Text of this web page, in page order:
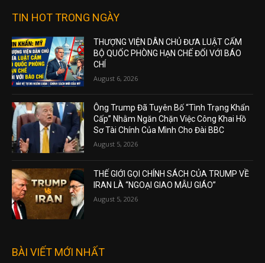
TIN HOT TRONG NGÀY
THƯỢNG VIỆN DÂN CHỦ ĐƯA LUẬT CẤM
BỘ QUỐC PHÒNG HẠN CHẾ ĐỐI VỚI BÁO
CHÍ
August 6, 2026
Ông Trump Đã Tuyên Bố “Tình Trạng Khẩn
Cấp” Nhằm Ngăn Chặn Việc Công Khai Hồ
Sơ Tài Chính Của Mình Cho Đài BBC
August 5, 2026
THẾ GIỚI GỌI CHÍNH SÁCH CỦA TRUMP VỀ
IRAN LÀ “NGOẠI GIAO MẪU GIÁO”
August 5, 2026
BÀI VIẾT MỚI NHẤT